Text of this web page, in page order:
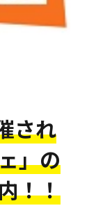
され
」の
！！